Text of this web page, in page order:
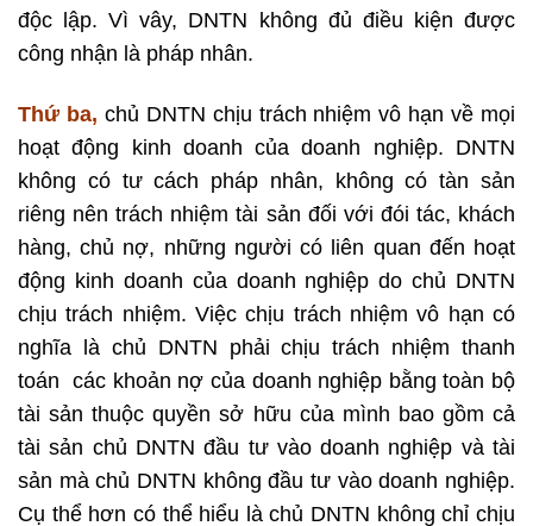
độc lập. Vì vây, DNTN không đủ điều kiện được
công nhận là pháp nhân.
Thứ ba, chủ DNTN chịu trách nhiệm vô hạn về mọi
hoạt động kinh doanh của doanh nghiệp. DNTN
không có tư cách pháp nhân, không có tàn sản
riêng nên trách nhiệm tài sản đối với đói tác, khách
hàng, chủ nợ, những người có liên quan đến hoạt
động kinh doanh của doanh nghiệp do chủ DNTN
chịu trách nhiệm. Việc chịu trách nhiệm vô hạn có
nghĩa là chủ DNTN phải chịu trách nhiệm thanh
toán các khoản nợ của doanh nghiệp bằng toàn bộ
tài sản thuộc quyền sở hữu của mình bao gồm cả
tài sản chủ DNTN đầu tư vào doanh nghiệp và tài
sản mà chủ DNTN không đầu tư vào doanh nghiệp.
Cụ thể hơn có thể hiểu là chủ DNTN không chỉ chịu